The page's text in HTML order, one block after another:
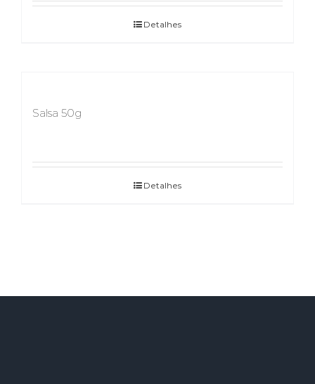
Detalhes
Salsa 50g
Detalhes